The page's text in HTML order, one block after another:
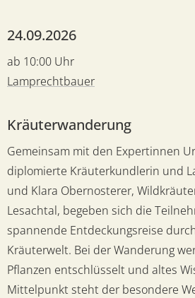
24.09.2026
ab 10:00 Uhr
Lamprechtbauer
Kräuterwanderung
Gemeinsam mit den Expertinnen
diplomierte Kräuterkundlerin und
und Klara Obernosterer,
Lesachtal, begeben sich die
spannende Entdeckungsreise
Kräuterwelt. Bei der Wanderung
Pflanzen entschlüsselt und altes
Mittelpunkt steht der besondere